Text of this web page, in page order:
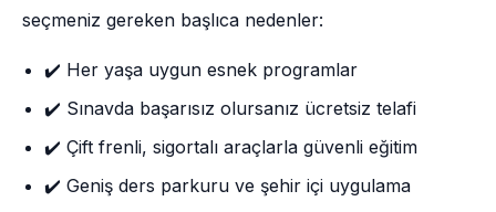
seçmeniz gereken başlıca nedenler:
✔️ Her yaşa uygun esnek programlar
✔️ Sınavda başarısız olursanız ücretsiz telafi
✔️ Çift frenli, sigortalı araçlarla güvenli eğitim
✔️ Geniş ders parkuru ve şehir içi uygulama